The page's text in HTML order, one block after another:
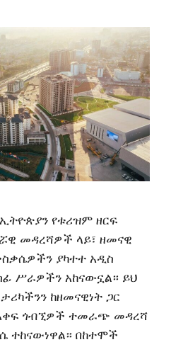
የቱሪዝም ዘርፍ
መዳረሻዎች ላይ፣ ዘመናዊ
ያካተተ አዲስ
ሥራዎችን አከናውኗል። ይህ
ከዘመናዊነት ጋር
ጎብኚዎች ተመራጭ መዳረሻ
ተከናውነዋል። ​በከተሞች